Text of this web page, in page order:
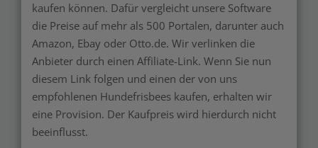
kaufen können. Dafür vergleicht unsere Software
die Preise auf mehr als 500 Portalen, darunter auch
Amazon, Ebay oder Otto.de. Wir verlinken die
Anbieter durch einen Affiliate-Link. Wenn Sie nun
diesem Link folgen und einen der von uns
empfohlenen Hundefrisbees kaufen, erhalten wir
eine Provision. Der Kaufpreis wird hierdurch nicht
beeinflusst.